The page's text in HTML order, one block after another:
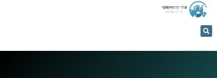
053-
5366884